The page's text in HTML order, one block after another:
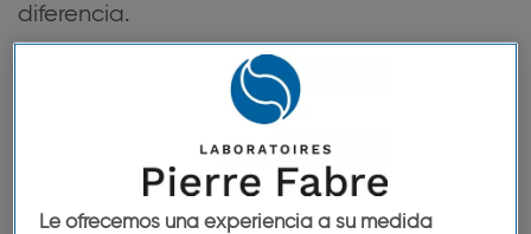
diferencia.
Le ofrecemos una experiencia a su medida